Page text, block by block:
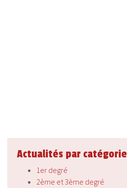
Actualités par catégorie
1er degré
2ème et 3ème degré